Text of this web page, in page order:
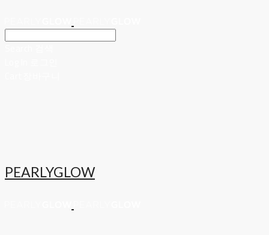
PEARLYGLOW